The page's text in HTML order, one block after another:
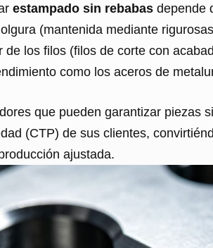
estampado sin rebabas depende
(mantenida mediante
de los filos (filos de corte con
como los aceros de
que pueden garantizar piezas
(CTP) de sus clientes,
ajustada.